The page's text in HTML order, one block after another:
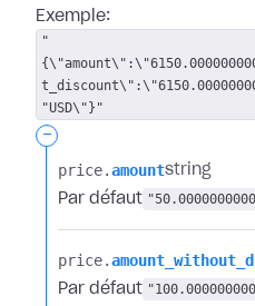
Exemple:
"
"USD\"}"
-
price.​amountstring
Par défaut
price.​
Par défaut